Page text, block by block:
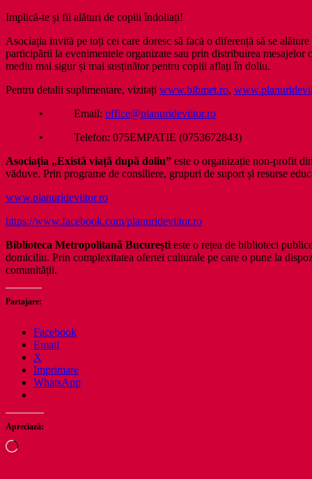
Implică-te și fii alături de copiii îndoliați!
Asociația invită pe toți cei care doresc să facă o diferență să se
participării la evenimentele organizate sau prin distribuirea
mediu mai sigur și mai susținător pentru copiii aflați în doliu.
Pentru detalii suplimentare, vizitați www.bibmet.ro,
• Email: office@planurideviitor.ro
• Telefon: 075EMPATIE (0753672843)
Asociația „Există viață după doliu” este o organizație non-profit
văduve. Prin programe de consiliere, grupuri de suport și resurse
www.planurideviitor.ro
https://www.facebook.com/planurideviitor.ro
Biblioteca Metropolitană București este o rețea de biblioteci
domiciliu. Prin complexitatea ofertei culturale pe care o pune la
comunității.
Partajare:
Facebook
Email
X
Imprimare
WhatsApp
Apreciază:
Încarc...